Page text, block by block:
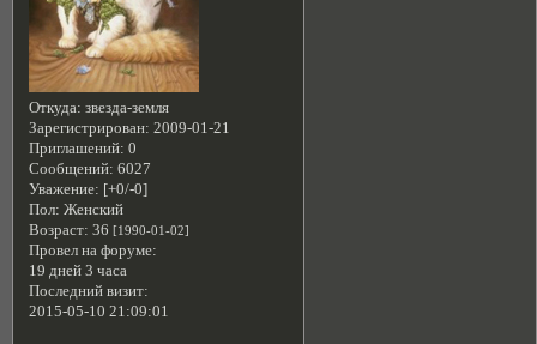
Откуда: звезда-земля
Зарегистрирован: 2009-01-21
Приглашений: 0
Сообщений: 6027
Уважение: [+0/-0]
Пол: Женский
Возраст: 36 [1990-01-02]
Провел на форуме:
19 дней 3 часа
Последний визит:
2015-05-10 21:09:01